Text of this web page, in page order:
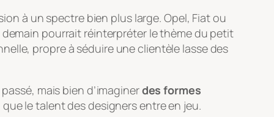
à un spectre bien plus large. Opel, Fiat ou
pourrait réinterpréter le thème du petit
propre à séduire une clientèle lasse des
mais bien d’imaginerdes formes
le talent des designers entre en jeu.